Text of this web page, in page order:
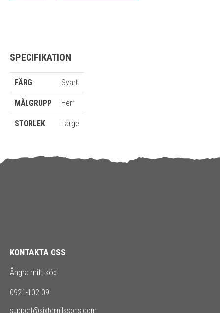
SPECIFIKATION
FÄRG Svart
MÅLGRUPP Herr
STORLEK Large
KONTAKTA OSS
Ångra mitt köp
0921-102 09
support@sixtennilssons.com